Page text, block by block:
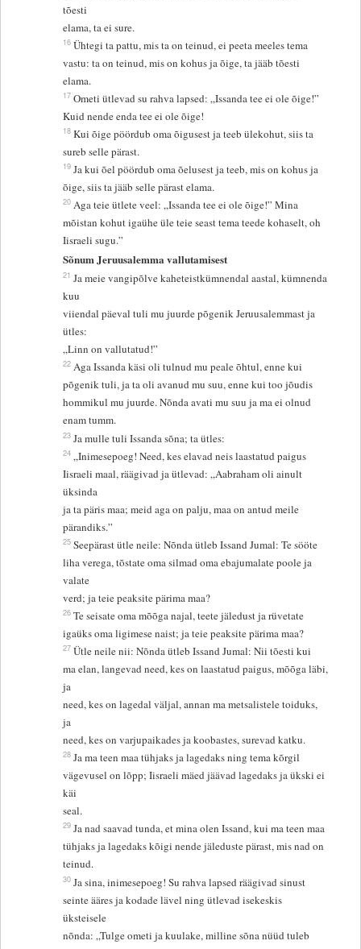
tõesti
elama, ta ei sure.
16 Ühtegi ta pattu, mis ta on teinud, ei peeta meeles tema
vastu: ta on teinud, mis on kohus ja õige, ta jääb tõesti
elama.
17 Ometi ütlevad su rahva lapsed: „Issanda tee ei ole õige!”
Kuid nende enda tee ei ole õige!
18 Kui õige pöördub oma õigusest ja teeb ülekohut, siis ta
sureb selle pärast.
19 Ja kui õel pöördub oma õelusest ja teeb, mis on kohus ja
õige, siis ta jääb selle pärast elama.
20 Aga teie ütlete veel: „Issanda tee ei ole õige!” Mina
mõistan kohut igaühe üle teie seast tema teede kohaselt, oh
Iisraeli sugu.”
Sõnum Jeruusalemma vallutamisest
21 Ja meie vangipõlve kaheteistkümnendal aastal, kümnenda
kuu
viiendal päeval tuli mu juurde põgenik Jeruusalemmast ja
ütles:
„Linn on vallutatud!”
22 Aga Issanda käsi oli tulnud mu peale õhtul, enne kui
põgenik tuli, ja ta oli avanud mu suu, enne kui too jõudis
hommikul mu juurde. Nõnda avati mu suu ja ma ei olnud
enam tumm.
23 Ja mulle tuli Issanda sõna; ta ütles:
24 „Inimesepoeg! Need, kes elavad neis laastatud paigus
Iisraeli maal, räägivad ja ütlevad: „Aabraham oli ainult
üksinda
ja ta päris maa; meid aga on palju, maa on antud meile
pärandiks.”
25 Seepärast ütle neile: Nõnda ütleb Issand Jumal: Te sööte
liha verega, tõstate oma silmad oma ebajumalate poole ja
valate
verd; ja teie peaksite pärima maa?
26 Te seisate oma mõõga najal, teete jäledust ja rüvetate
igaüks oma ligimese naist; ja teie peaksite pärima maa?
27 Ütle neile nii: Nõnda ütleb Issand Jumal: Nii tõesti kui
ma elan, langevad need, kes on laastatud paigus, mõõga läbi,
ja
need, kes on lagedal väljal, annan ma metsalistele toiduks,
ja
need, kes on varjupaikades ja koobastes, surevad katku.
28 Ja ma teen maa tühjaks ja lagedaks ning tema kõrgil
vägevusel on lõpp; Iisraeli mäed jäävad lagedaks ja ükski ei
käi
seal.
29 Ja nad saavad tunda, et mina olen Issand, kui ma teen maa
tühjaks ja lagedaks kõigi nende jäleduste pärast, mis nad on
teinud.
30 Ja sina, inimesepoeg! Su rahva lapsed räägivad sinust
seinte ääres ja kodade lävel ning ütlevad isekeskis
üksteisele
nõnda: „Tulge ometi ja kuulake, milline sõna nüüd tuleb